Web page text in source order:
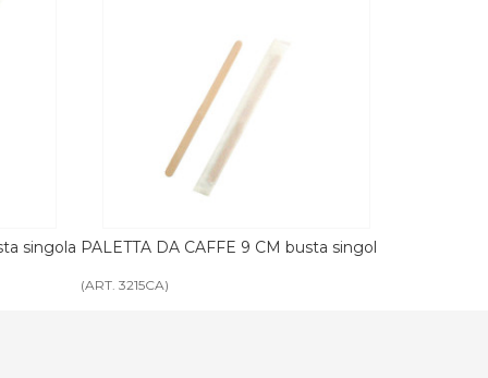
singola BICCHIERE CAPPUCCINO carta
(ART. 3050)